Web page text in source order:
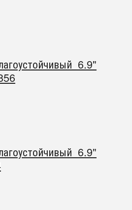
6.9"
6.9"